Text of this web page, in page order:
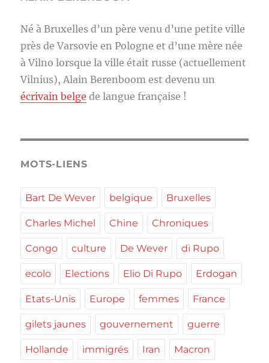
Né à Bruxelles d’un père venu d’une petite ville
près de Varsovie en Pologne et d’une mère née
à Vilno lorsque la ville était russe (actuellement
Vilnius), Alain Berenboom est devenu un
écrivain belge de langue française !
MOTS-LIENS
Bart De Wever belgique Bruxelles
Charles Michel Chine Chroniques
Congo culture De Wever di Rupo
ecolo Elections Elio Di Rupo Erdogan
Etats-Unis Europe femmes France
gilets jaunes gouvernement guerre
Hollande immigrés Iran Macron